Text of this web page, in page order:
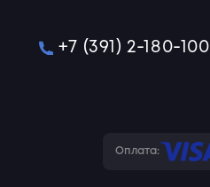
+7 (391) 2-180-100
Оплата: